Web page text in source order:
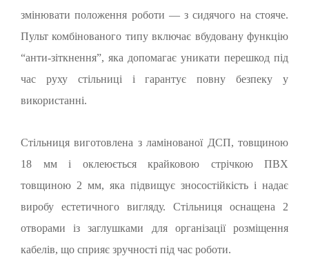
змінювати положення роботи — з сидячого на стояче.
Пульт комбінованого типу включає вбудовану функцію
“анти-зіткнення”, яка допомагає уникати перешкод під
час руху стільниці і гарантує повну безпеку у
використанні.
Стільниця виготовлена з ламінованої ДСП, товщиною
18 мм і оклеюється крайковою стрічкою ПВХ
товщиною 2 мм, яка підвищує зносостійкість і надає
виробу естетичного вигляду. Стільниця оснащена 2
отворами із заглушками для організації розміщення
кабелів, що сприяє зручності під час роботи.